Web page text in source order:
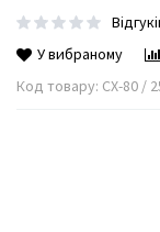
У вибраному
Код товару: CX-80 /